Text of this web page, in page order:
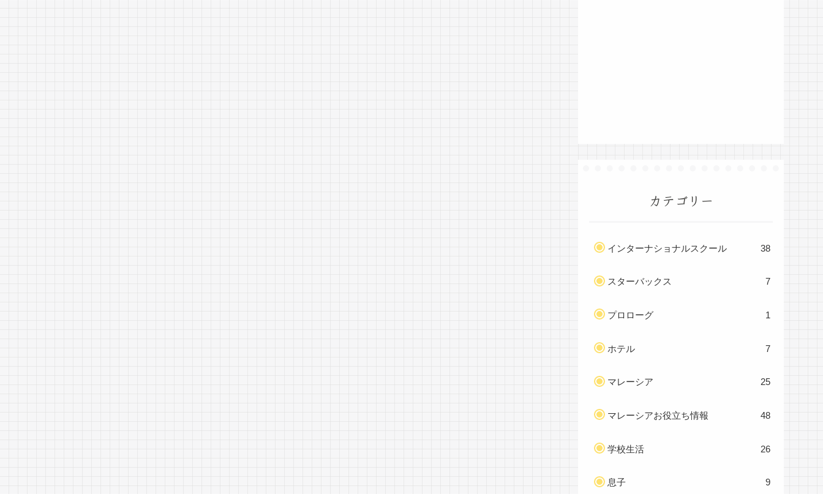
カテゴリー
インターナショナルスクール 38
スターバックス 7
プロローグ 1
ホテル 7
マレーシア 25
マレーシアお役立ち情報 48
学校生活 26
息子 9